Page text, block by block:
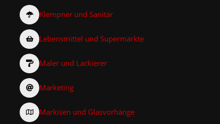
Klempner und Sanitär
Lebensmittel und Supermärkte
Maler und Lackierer
Marketing
Markisen und Glasvorhänge